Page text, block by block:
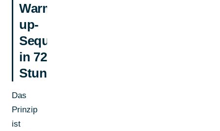
Warm-
up-
Sequenz
in 72
Stunden
Das
Prinzip
ist